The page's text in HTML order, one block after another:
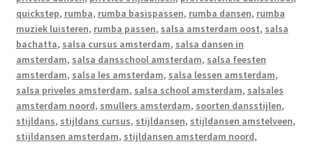
quickstep, rumba, rumba basispassen, rumba dansen, rumba
muziek luisteren, rumba passen, salsa amsterdam oost, salsa
bachatta, salsa cursus amsterdam, salsa dansen in
amsterdam, salsa dansschool amsterdam, salsa feesten
amsterdam, salsa les amsterdam, salsa lessen amsterdam,
salsa priveles amsterdam, salsa school amsterdam, salsales
amsterdam noord, smullers amsterdam, soorten dansstijlen,
stijldans, stijldans cursus, stijldansen, stijldansen amstelveen,
stijldansen amsterdam, stijldansen amsterdam noord,